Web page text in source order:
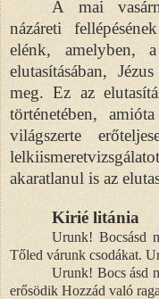
A mai
názáreti
elénk, amelyben,
elutasításában,
meg. Ez az
történetében,
világszerte
akaratlanul is az
Kirié litánia
Urunk! Bocsásd
Tőled várunk csodákat.
Urunk! Bocs ásd
erősödik Hozzád való